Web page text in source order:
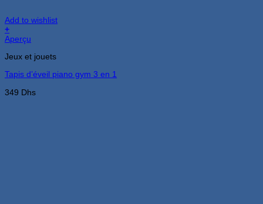
Add to wishlist
+
Aperçu
Jeux et jouets
Tapis d’éveil piano gym 3 en 1
349 Dhs